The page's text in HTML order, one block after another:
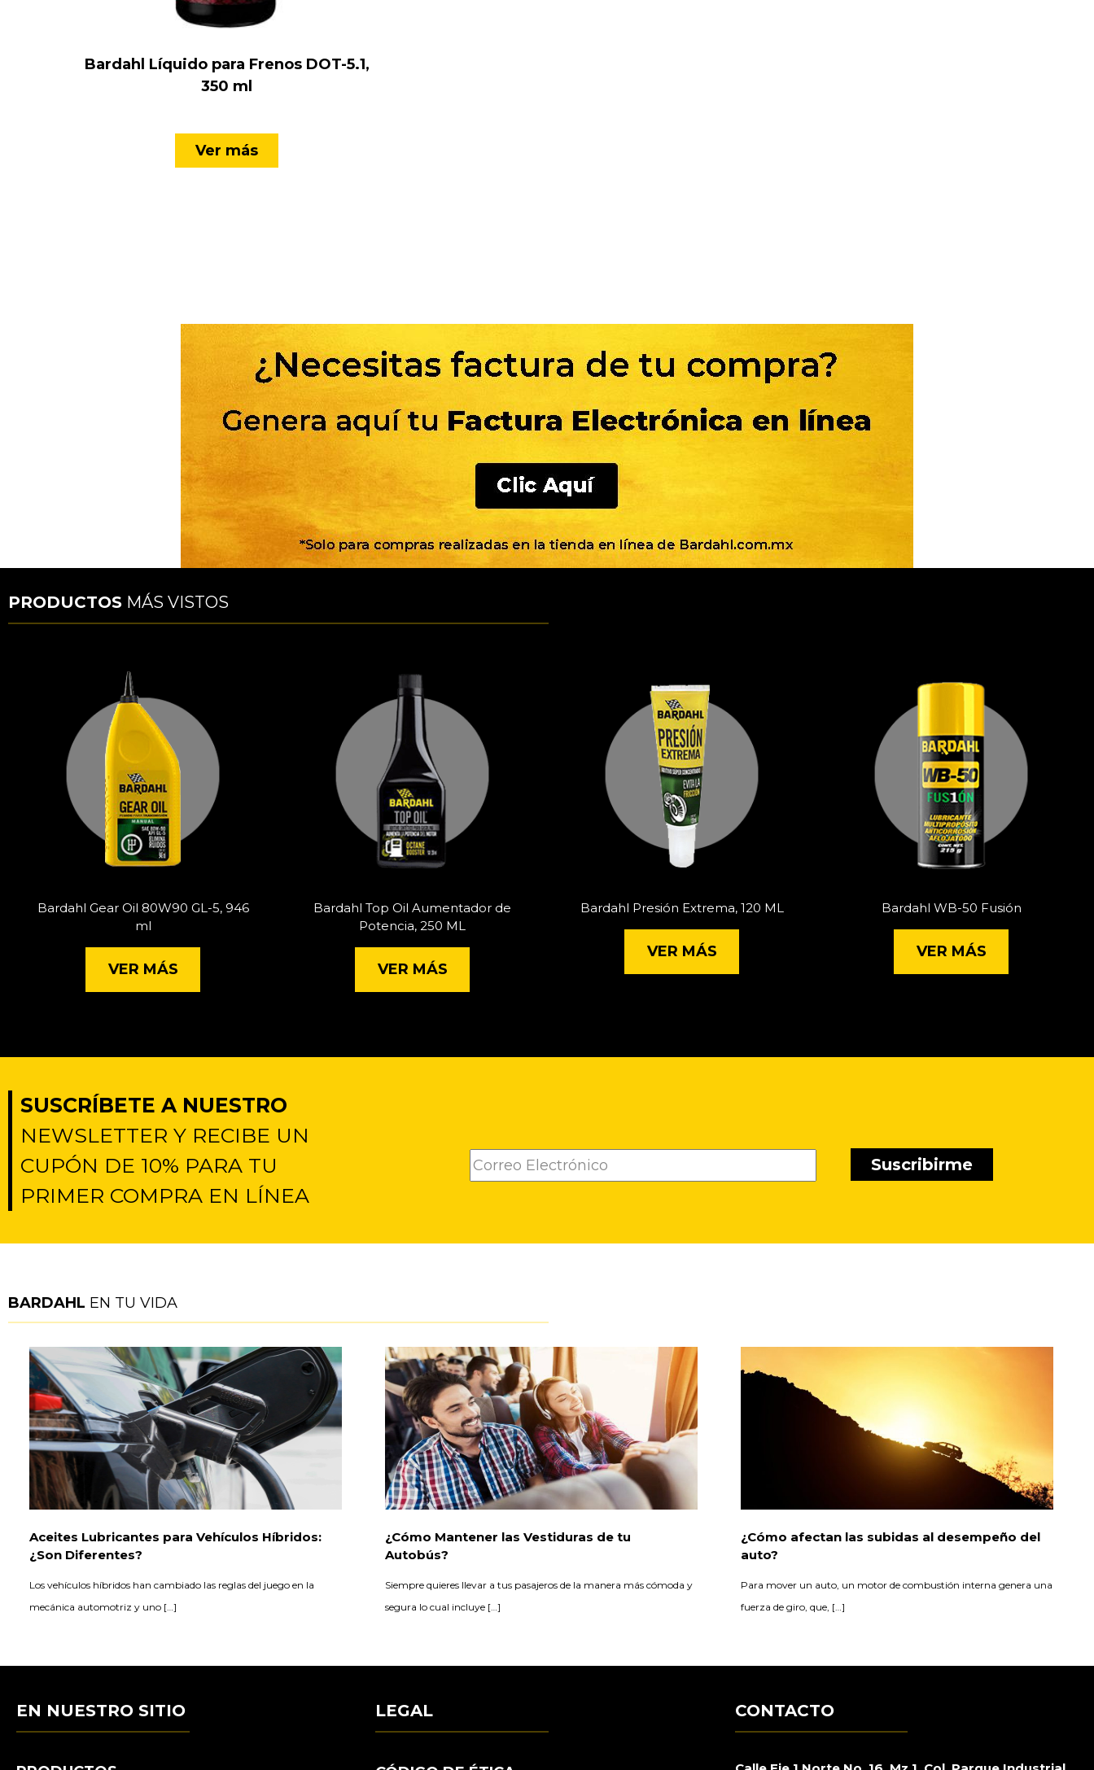
Bardahl Líquido para Frenos DOT-5.1,
350 ml
Ver más
PRODUCTOS MÁS VISTOS
Bardahl Gear Oil 80W90 GL-5, 946
ml
VER MÁS
Bardahl Top Oil Aumentador de
Potencia, 250 ML
VER MÁS
Bardahl Presión Extrema, 120 ML
VER MÁS
Bardahl WB-50 Fusión
VER MÁS
SUSCRÍBETE A NUESTRO
NEWSLETTER Y RECIBE UN
CUPÓN DE 10% PARA TU
PRIMER COMPRA EN LÍNEA
BARDAHL EN TU VIDA
Aceites Lubricantes para Vehículos Híbridos:
¿Son Diferentes?
Los vehículos híbridos han cambiado las reglas del juego en la
mecánica automotriz y uno […]
¿Cómo Mantener las Vestiduras de tu
Autobús?
Siempre quieres llevar a tus pasajeros de la manera más cómoda y
segura lo cual incluye […]
¿Cómo afectan las subidas al desempeño del
auto?
Para mover un auto, un motor de combustión interna genera una
fuerza de giro, que, […]
EN NUESTRO SITIO LEGAL CONTACTO